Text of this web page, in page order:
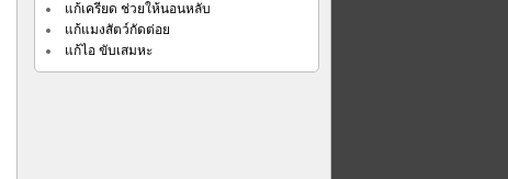
แก้เครียด ช่วยให้นอนหลับ
แก้แมงสัตว์กัดต่อย
แก้ไอ ขับเสมหะ